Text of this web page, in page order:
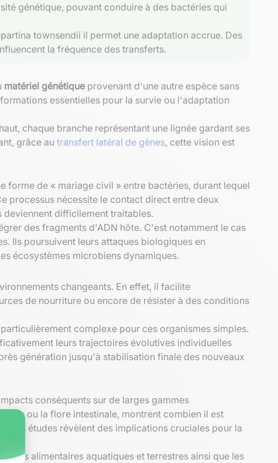
génétique, pouvant conduire à des bactéries qui
townsendii il permet une adaptation accrue. Des
la fréquence des transferts.
matériel génétique provenant d'une autre espèce sans
essentielles pour la survie ou l'adaptation
chaque branche représentant une lignée gardant ses
grâce au transfert latéral de gènes, cette vision est
forme de « mariage civil » entre bactéries, durant lequel
processus nécessite le contact direct entre deux
deviennent difficilement traitables.
des fragments d'ADN hôte. C'est notamment le cas
Ils poursuivent leurs attaques biologiques en
écosystèmes microbiens dynamiques.
changeants. En effet, il facilite
de nourriture ou encore de résister à des conditions
complexe pour ces organismes simples.
leurs trajectoires évolutives individuelles
génération jusqu'à stabilisation finale des nouveaux
conséquents sur de larges gammes
ou la flore intestinale, montrent combien il est
études révèlent des implications cruciales pour la
alimentaires aquatiques et terrestres ainsi que les